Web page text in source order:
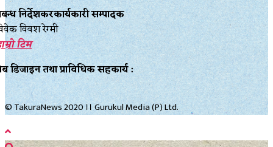
निर्देशकरकार्यकारी सम्पादक
विवश रेग्मी
टिम
डिजाइन तथा प्राविधिक सहकार्य :
© TakuraNews 2020 ।। Gurukul Media (P) Ltd.